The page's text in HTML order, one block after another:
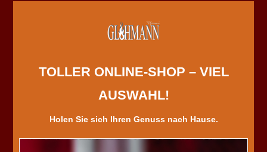
TOLLER ONLINE-SHOP – VIEL
AUSWAHL!
Holen Sie sich Ihren Genuss nach Hause.